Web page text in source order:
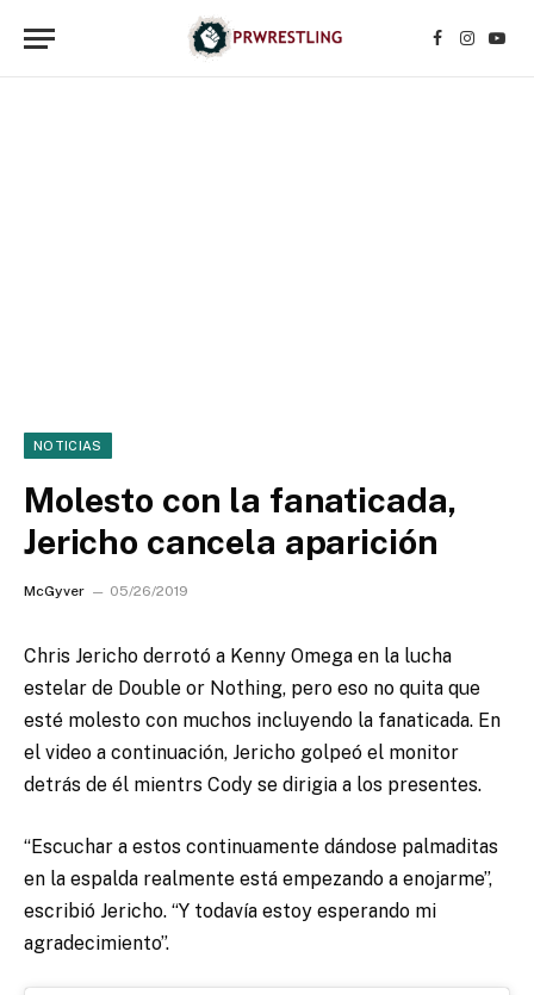
Facebook
NOTICIAS
Molesto con la fanaticada,
Jericho cancela aparición
McGyver 05/26/2019
Chris Jericho derrotó a Kenny Omega en la lucha
estelar de Double or Nothing, pero eso no quita que
esté molesto con muchos incluyendo la fanaticada. En
el video a continuación, Jericho golpeó el monitor
detrás de él mientrs Cody se dirigia a los presentes.
“Escuchar a estos continuamente dándose palmaditas
en la espalda realmente está empezando a enojarme”,
escribió Jericho. “Y todavía estoy esperando mi
agradecimiento”.